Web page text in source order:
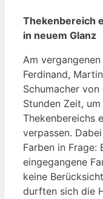
Thekenbereich
in neuem Glanz
Am
Ferdinand,
Schumacher
Stunden Zeit,
Thekenbereichs
verpassen.
Farben in Frage:
eingegangene
keine
durften sich die